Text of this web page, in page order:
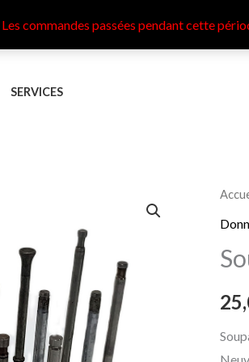
commandes passées pendant cette
SERVICES
de
adm
CI7-
CI10